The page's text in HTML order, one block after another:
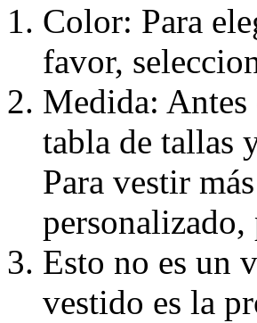
Color: Para
favor,
Medida: Antes
tabla de tallas
Para vestir
personalizado,
Esto no es un
vestido es la